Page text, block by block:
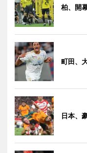
柏、開
町田、
日本、